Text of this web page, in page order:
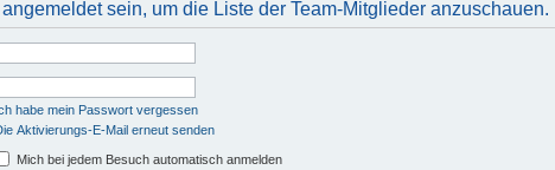
sein, um die Liste der Team-Mitglieder anzuschauen.
habe mein Passwort vergessen
Aktivierungs-E-Mail erneut senden
Mich bei jedem Besuch automatisch anmelden